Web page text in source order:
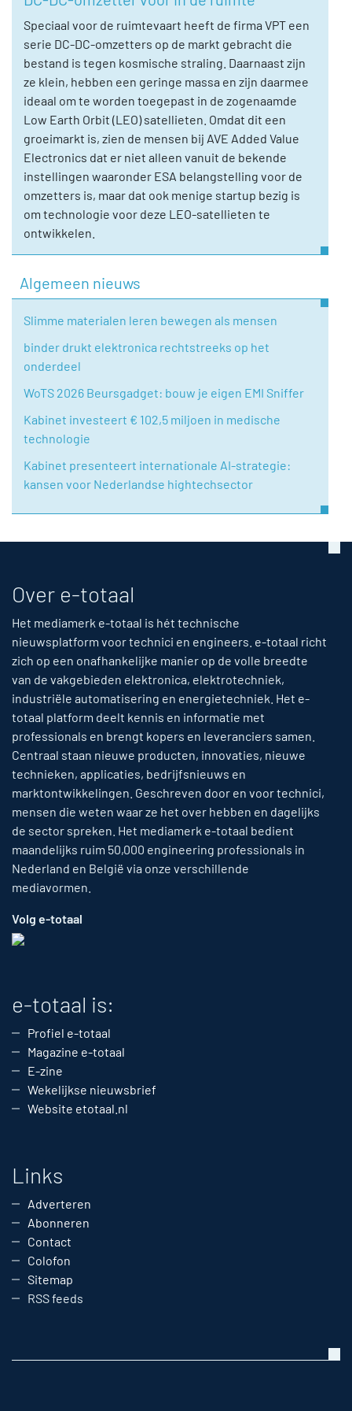
Speciaal voor de ruimtevaart heeft de firma VPT een
serie DC-DC-omzetters op de markt gebracht die
bestand is tegen kosmische straling. Daarnaast zijn
ze klein, hebben een geringe massa en zijn daarmee
ideaal om te worden toegepast in de zogenaamde
Low Earth Orbit (LEO) satellieten. Omdat dit een
groeimarkt is, zien de mensen bij AVE Added Value
Electronics dat er niet alleen vanuit de bekende
instellingen waaronder ESA belangstelling voor de
omzetters is, maar dat ook menige startup bezig is
om technologie voor deze LEO-satellieten te
ontwikkelen.
Algemeen nieuws
Slimme materialen leren bewegen als mensen
binder drukt elektronica rechtstreeks op het
onderdeel
WoTS 2026 Beursgadget: bouw je eigen EMI Sniffer
Kabinet investeert € 102,5 miljoen in medische
technologie
Kabinet presenteert internationale AI-strategie:
kansen voor Nederlandse hightechsector
Over e-totaal
Het mediamerk e-totaal is hét technische
nieuwsplatform voor technici en engineers. e-totaal richt
zich op een onafhankelijke manier op de volle breedte
van de vakgebieden elektronica, elektrotechniek,
industriële automatisering en energietechniek. Het e-
totaal platform deelt kennis en informatie met
professionals en brengt kopers en leveranciers samen.
Centraal staan nieuwe producten, innovaties, nieuwe
technieken, applicaties, bedrijfsnieuws en
marktontwikkelingen. Geschreven door en voor technici,
mensen die weten waar ze het over hebben en dagelijks
de sector spreken. Het mediamerk e-totaal bedient
maandelijks ruim 50,000 engineering professionals in
Nederland en België via onze verschillende
mediavormen.
Volg e-totaal
e-totaal is:
Profiel e-totaal
Magazine e-totaal
E-zine
Wekelijkse nieuwsbrief
Website etotaal.nl
Links
Adverteren
Abonneren
Contact
Colofon
Sitemap
RSS feeds